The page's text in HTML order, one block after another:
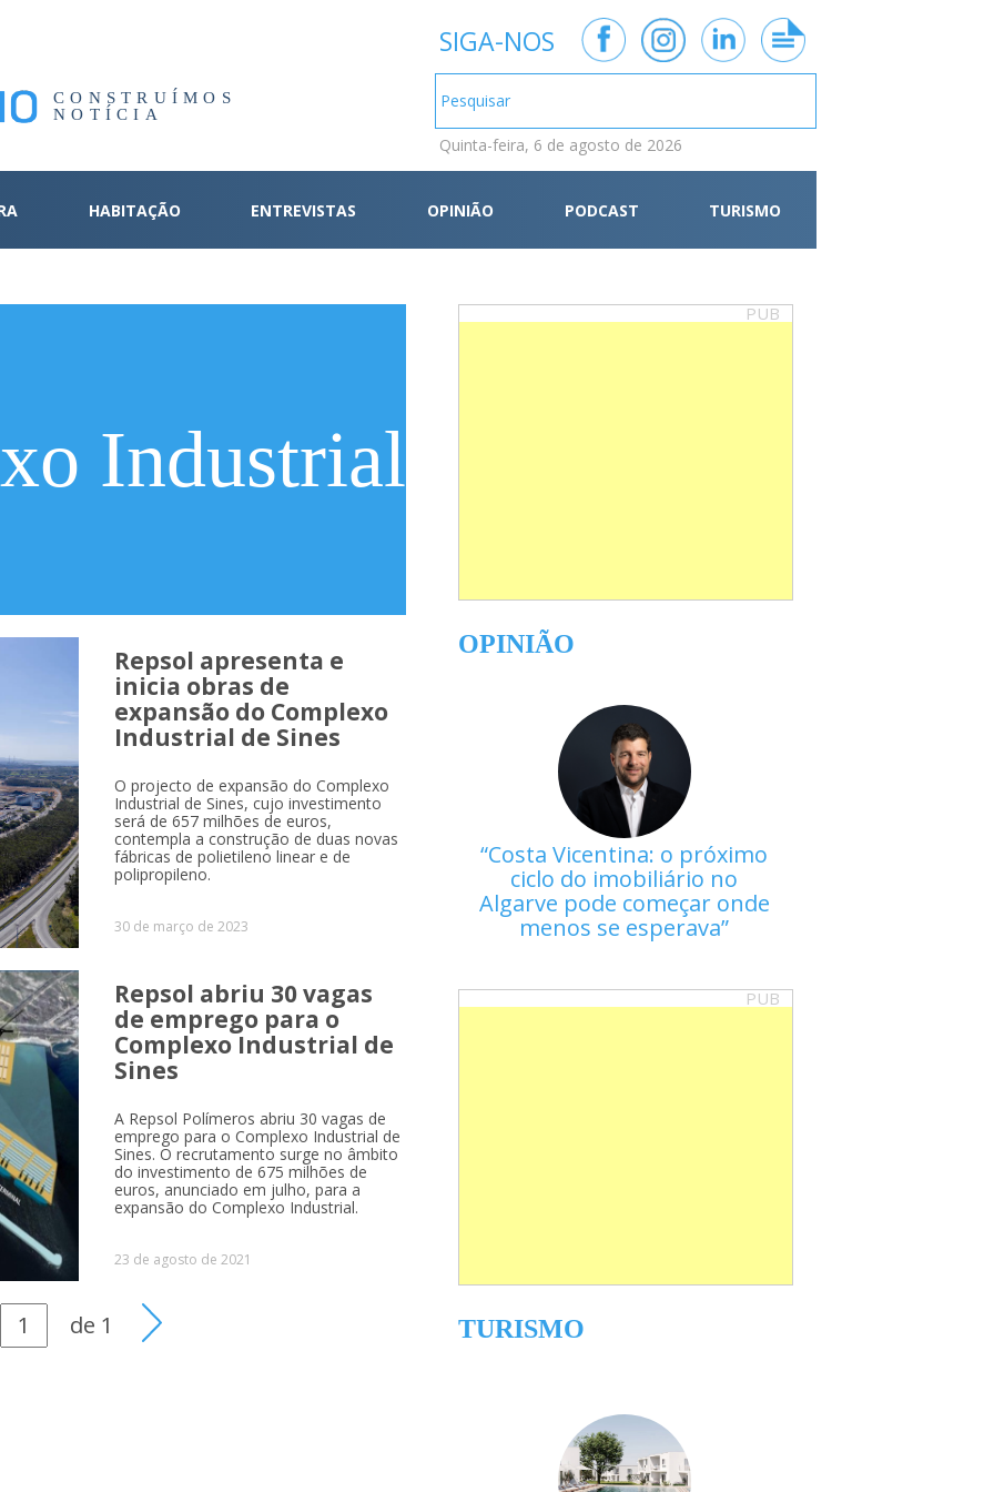
CONSTRUÍMOS
NOTÍCIA
SIGA-NOS
Quinta-feira, 6 de agosto de 2026
HABITAÇÃO ENTREVISTAS OPINIÃO PODCAST TURISMO
Industrial
Repsol apresenta e
inicia obras de
expansão do Complexo
Industrial de Sines
O projecto de expansão do Complexo
Industrial de Sines, cujo investimento
será de 657 milhões de euros,
contempla a construção de duas novas
fábricas de polietileno linear e de
polipropileno.
30 de março de 2023
Repsol abriu 30 vagas
de emprego para o
Complexo Industrial de
Sines
A Repsol Polímeros abriu 30 vagas de
emprego para o Complexo Industrial de
Sines. O recrutamento surge no âmbito
do investimento de 675 milhões de
euros, anunciado em julho, para a
expansão do Complexo Industrial.
23 de agosto de 2021
de 1
PUB
OPINIÃO
Costa Vicentina: o próximo
ciclo do imobiliário no
Algarve pode começar onde
menos se esperava
PUB
TURISMO